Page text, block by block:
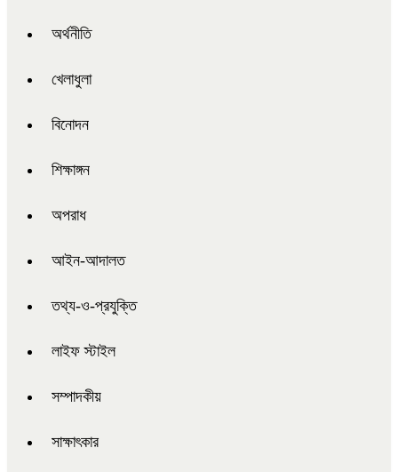
অর্থনীতি
খেলাধুলা
বিনোদন
শিক্ষাঙ্গন
অপরাধ
আইন-আদালত
তথ্য-ও-প্রযুক্তি
লাইফ স্টাইল
সম্পাদকীয়
সাক্ষাৎকার